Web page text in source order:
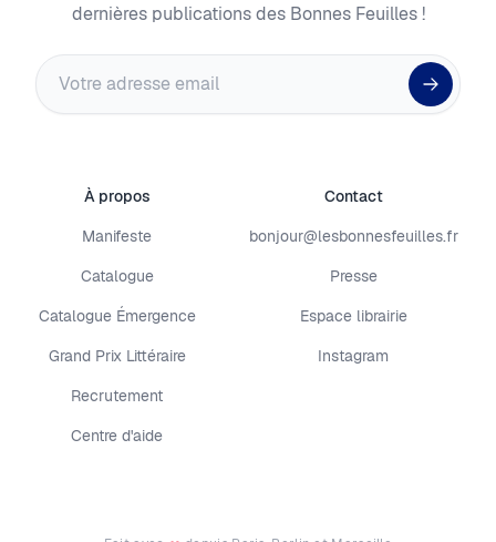
dernières publications des Bonnes Feuilles !
Adresse email
À propos
Manifeste
Catalogue
Catalogue Émergence
Grand Prix Littéraire
Recrutement
Centre d'aide
Contact
bonjour@lesbonnesfeuilles.fr
Presse
Espace librairie
Instagram